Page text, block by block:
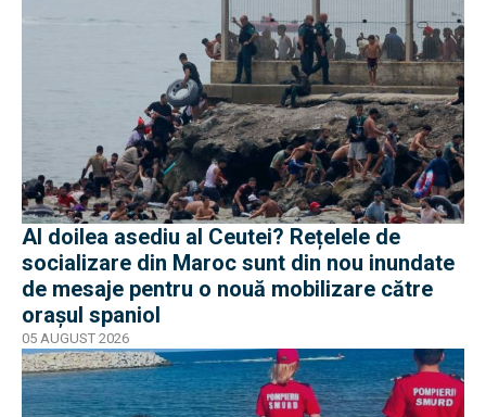
Al doilea asediu al Ceutei? Rețelele de
socializare din Maroc sunt din nou inundate
de mesaje pentru o nouă mobilizare către
orașul spaniol
05 AUGUST 2026